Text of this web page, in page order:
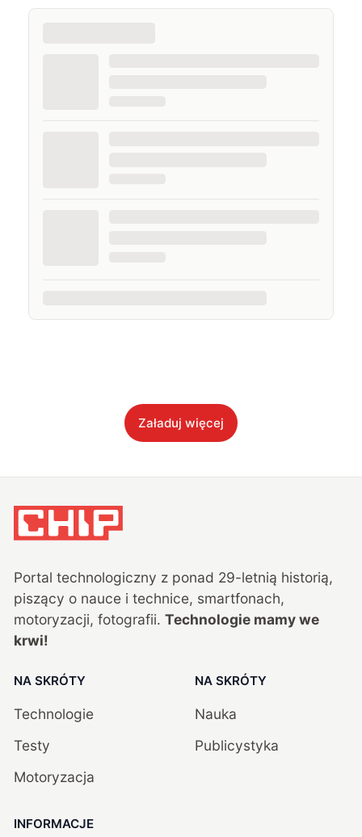
Załaduj więcej
Portal technologiczny z ponad 29-letnią historią,
piszący o nauce i technice, smartfonach,
motoryzacji, fotografii. Technologie mamy we
krwi!
NA SKRÓTY
Technologie
Testy
Motoryzacja
NA SKRÓTY
Nauka
Publicystyka
INFORMACJE